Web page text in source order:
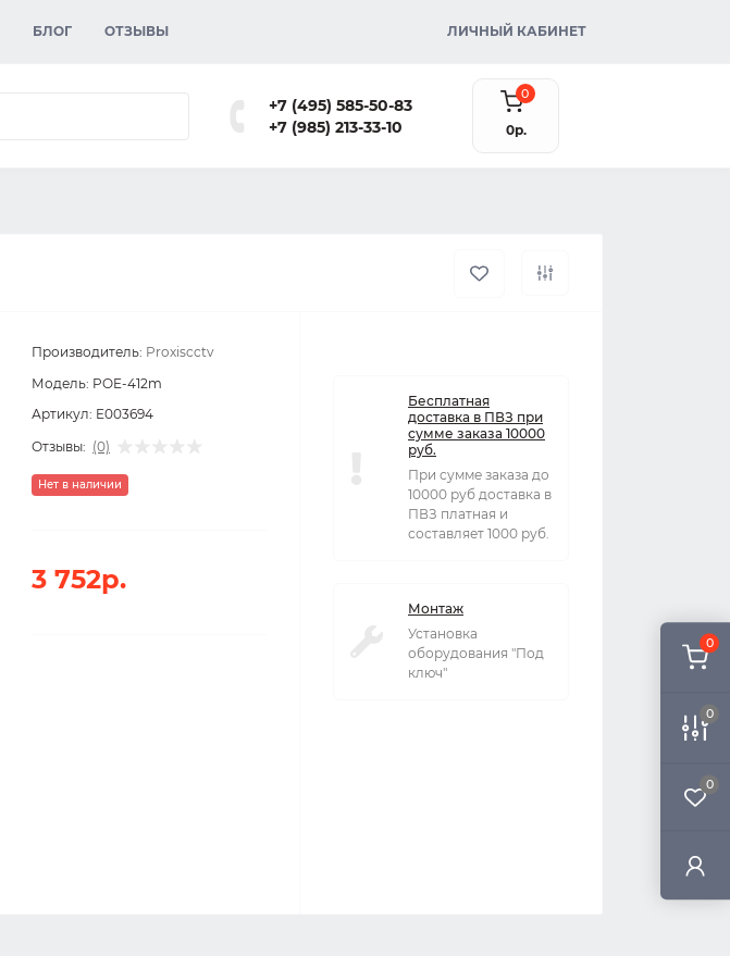
0
0
0
БЛОГ ОТЗЫВЫ ЛИЧНЫЙ КАБИНЕТ
+7 (495) 585-50-83
+7 (985) 213-33-10
0
0р.
Производитель: Proxiscctv
Модель: POE-412m
Артикул: E003694
Отзывы: (0)
Нет в наличии
3 752р.
Бесплатная
доставка в ПВЗ при
сумме заказа 10000
руб.
При сумме заказа до
10000 руб доставка в
ПВЗ платная и
составляет 1000 руб.
Монтаж
Установка
оборудования "Под
ключ"